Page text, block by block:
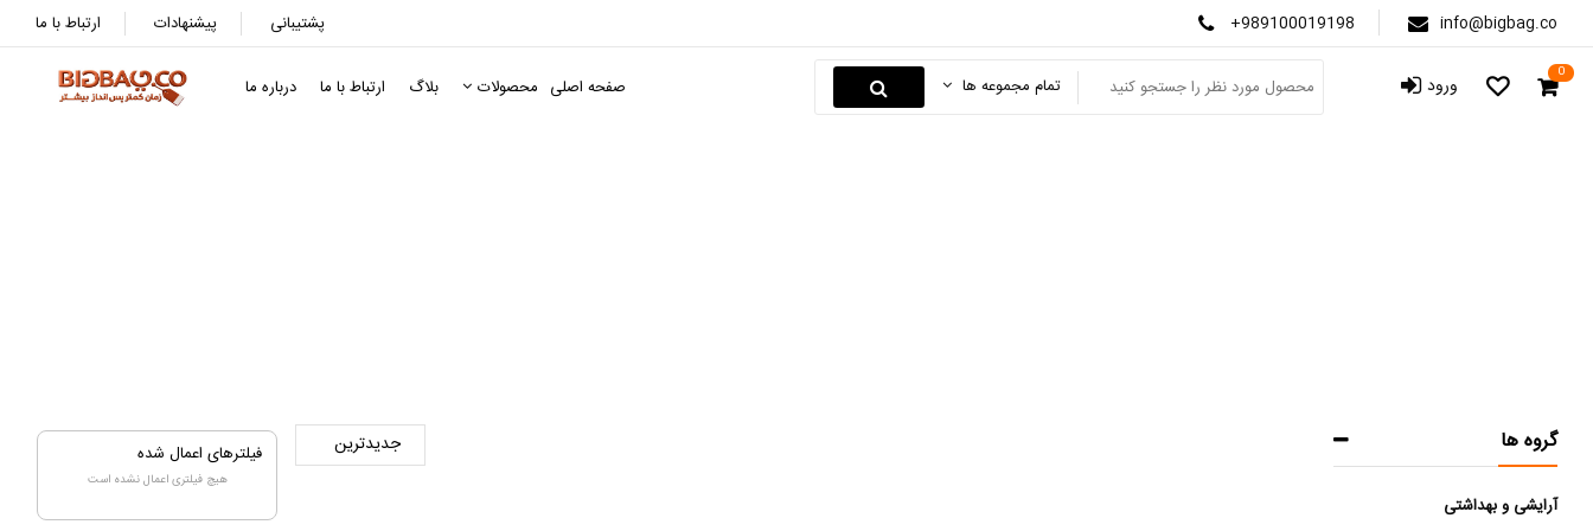
ارتباط با ما پیشنهادات پشتیبانی +989100019198 info@bigbag.co
صفحه اصلی محصولات بلاگ ارتباط با ما درباره ما تمام مجموعه ها ورود 0
فیلترهای اعمال شده
هیچ فیلتری اعمال نشده است
گروه ها
آرایشی و بهداشتی